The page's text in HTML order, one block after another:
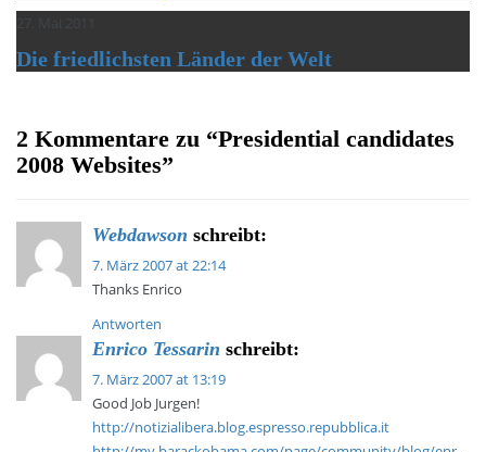
Die friedlichsten Länder der Welt
2 Kommentare zu “Presidential candidates
2008 Websites”
Webdawson schreibt:
7. März 2007 at 22:14
Thanks Enrico
Antworten
Enrico Tessarin schreibt:
7. März 2007 at 13:19
Good Job Jurgen!
http://notizialibera.blog.espresso.repubblica.it